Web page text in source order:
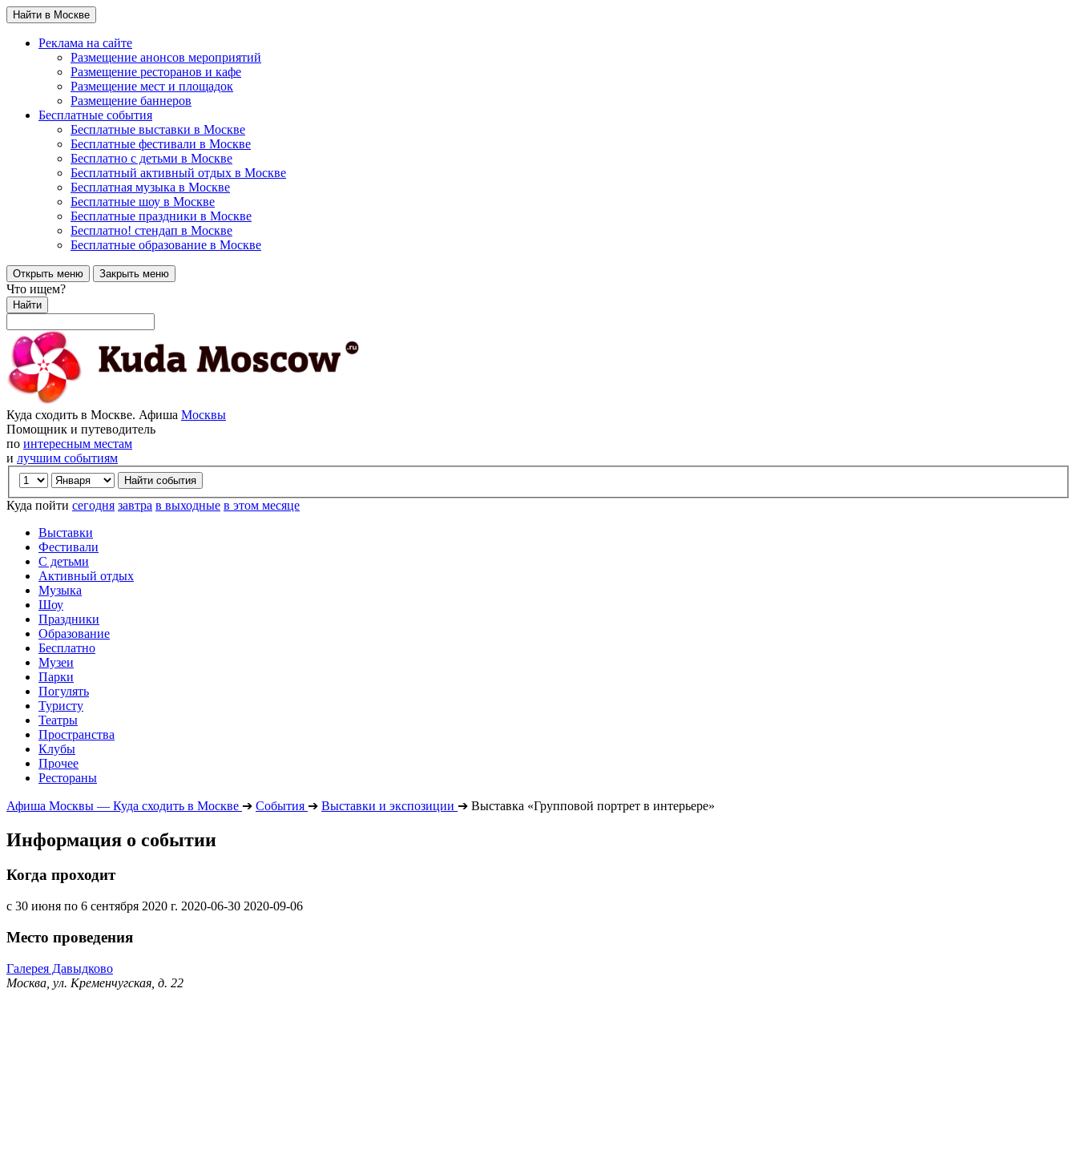
Найти в Москве
Реклама на сайте
Размещение анонсов мероприятий
Размещение ресторанов и кафе
Размещение мест и площадок
Размещение баннеров
Бесплатные события
Бесплатные выставки в Москве
Бесплатные фестивали в Москве
Бесплатно с детьми в Москве
Бесплатный активный отдых в Москве
Бесплатная музыка в Москве
Бесплатные шоу в Москве
Бесплатные праздники в Москве
Бесплатно! стендап в Москве
Бесплатные образование в Москве
Открыть меню Закрыть меню
Что ищем?
Найти
Куда сходить в Москве. Афиша Москвы
Помощник и путеводитель
по интересным местам
и лучшим событиям
Куда пойти сегодня завтра в выходные в этом месяце
Выставки
Фестивали
С детьми
Активный отдых
Музыка
Шоу
Праздники
Образование
Бесплатно
Музеи
Парки
Погулять
Туристу
Театры
Пространства
Клубы
Прочее
Рестораны
Афиша Москвы — Куда сходить в Москве ➔ События ➔ Выставки и экспозиции ➔ Выставка «Групповой портрет в интерьере»
Информация о событии
Когда проходит
с 30 июня по 6 сентября 2020 г. 2020-06-30 2020-09-06
Место проведения
Галерея Давыдково
Москва, ул. Кременчугская, д. 22